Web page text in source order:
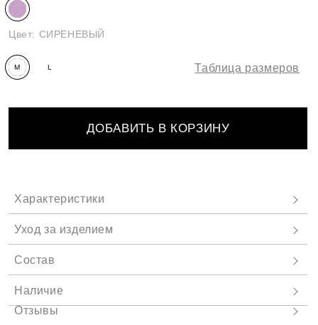
Цвет: СИРЕНЕВЫЙ
M L Таблица размеров
ДОБАВИТЬ В КОРЗИНУ